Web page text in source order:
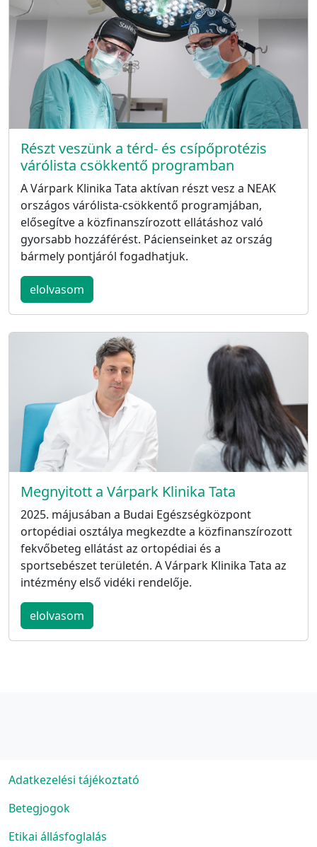
Részt veszünk a térd- és csípőprotézis
várólista csökkentő programban
A Várpark Klinika Tata aktívan részt vesz a NEAK
országos várólista-csökkentő programjában,
elősegítve a közfinanszírozott ellátáshoz való
gyorsabb hozzáférést. Pácienseinket az ország
bármely pontjáról fogadhatjuk.
elolvasom
Megnyitott a Várpark Klinika Tata
2025. májusában a Budai Egészségközpont
ortopédiai osztálya megkezdte a közfinanszírozott
fekvőbeteg ellátást az ortopédiai és a
sportsebészet területén. A Várpark Klinika Tata az
intézmény első vidéki rendelője.
elolvasom
Adatkezelési tájékoztató
Betegjogok
Etikai állásfoglalás